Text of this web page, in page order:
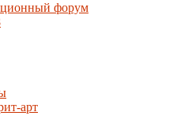
форум
арт